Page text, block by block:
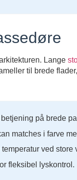
Lange
til brede
på brede
matches i farve
ved store
fleksibel lyskontrol.